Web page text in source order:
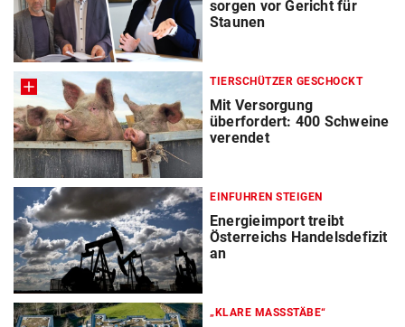
sorgen vor Gericht für
Staunen
TIERSCHÜTZER GESCHOCKT
Mit Versorgung
überfordert: 400 Schweine
verendet
EINFUHREN STEIGEN
Energieimport treibt
Österreichs Handelsdefizit
an
„KLARE MASSSTÄBE“